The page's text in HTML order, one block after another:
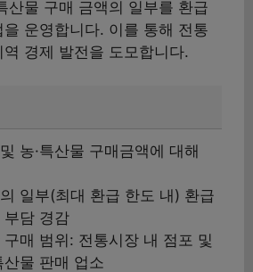
산물 구매 금액의 일부를 환급
운영합니다. 이를 통해 전통
경제 발전을 도모합니다.
농·특산물 구매금액에 대해
일부(최대 환급 한도 내) 환급
부담 경감
구매 범위: 전통시장 내 점포 및
산물 판매 업소